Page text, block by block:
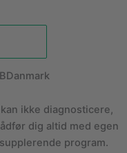
ikke diagnosticere,
dig altid med egen
program.